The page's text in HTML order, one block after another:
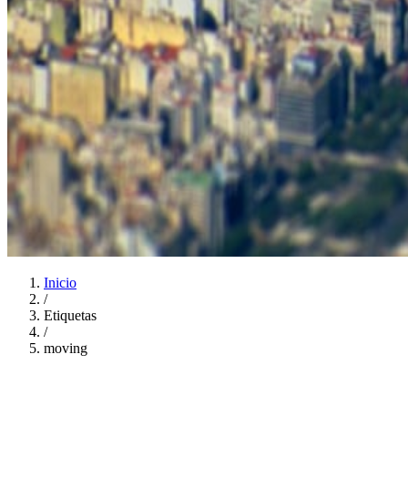
Inicio
/
Etiquetas
/
moving